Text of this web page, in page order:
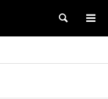
検索